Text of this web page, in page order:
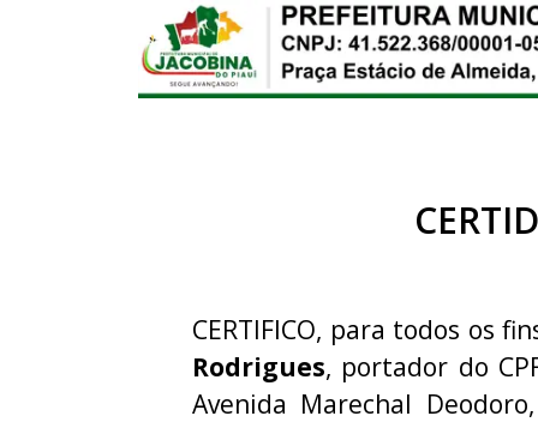
CERTIFICO, para todos os
Rodrigues, portador do
Avenida Marechal